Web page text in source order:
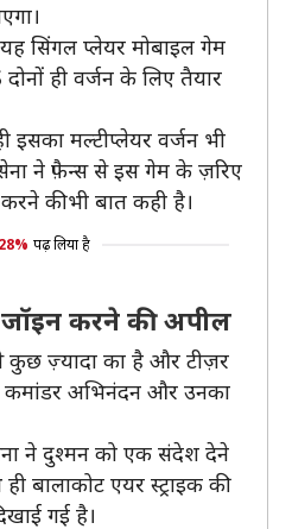
सिंगल प्लेयर मोबाइल गेम
ही वर्जन के लिए तैयार
इसका मल्टीप्लेयर वर्जन भी
ने फ़ैन्स से इस गेम के ज़रिए
की भी बात कही है।
28% पढ़ लिया है
करने की अपील
कुछ ज़्यादा का है और टीज़र
अभिनंदन और उनका
ने दुश्मन को एक संदेश देने
बालाकोट एयर स्ट्राइक की
गई है।